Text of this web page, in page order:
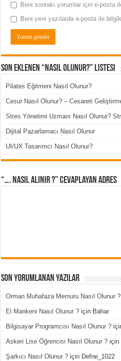
Beni sonraki yorumlar için e-posta
Beni yeni yazılarda e-posta ile
Son Eklenen “Nasıl Olunur?” Listesi
Pilates Eğitmeni Nasıl Olunur?
Cesur Nasıl Olunur? – Cesareti
Stres Yönetimi Uzmanı Nasıl Olunur?
Dijital Pazarlamacı Nasıl Olunur
UI/UX Tasarımcı Nasıl Olunur?
“…. Nasıl Alınır ?” cevaplayan adres
Son Yorumlanan Yazılar
Orman Muhafaza Memuru Nasıl Olunur ?
El Mankeni Nasıl Olunur ? için Bahar
Bilgisayar Programcısı Nasıl Olunur ?
Askeri Lise Öğrencisi Nasıl Olunur ? için
Şarkıcı Nasıl Olunur ? için Defne_1022